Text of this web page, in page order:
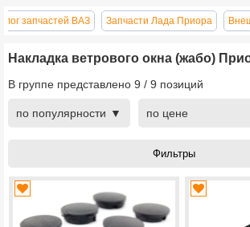
запчастей ВАЗ Запчасти Лада Приора
Накладка ветрового окна (жабо)
В группе представлено 9 / 9 позиций
по популярности по цене